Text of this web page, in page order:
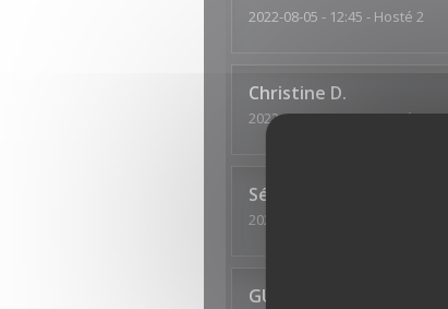
2022-08-05 - 12:45 - Hosté 2
Christine D
2022-07-21- 20:15 - Hosté 2
Séverine
2022-07-10
GUILLAUME